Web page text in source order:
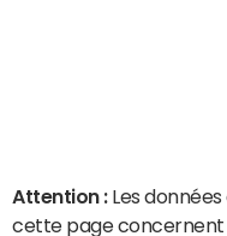
Attention : Les
cette page concernent